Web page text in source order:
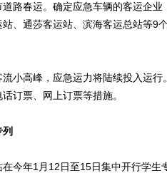
路春运。确定应急车辆的客运企
、通莎客运站、滨海客运总站等9
高峰，应急运力将陆续投入运行
订票、网上订票等措施。
年1月12日至15日集中开行学生